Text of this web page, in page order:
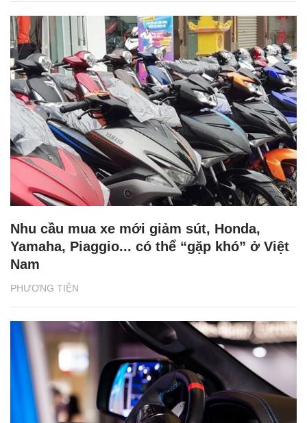
PHƯƠNG TIỆN
Nhu cầu mua xe mới giảm sút, Honda,
Yamaha, Piaggio... có thể “gặp khó” ở Việt
Nam